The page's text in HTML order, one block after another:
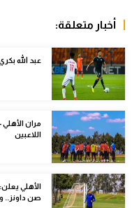
في المونديال
رياضة نسائية
آسيا
أمريكا
ركن الألعاب
أقسام خاصة
Gamers
أخبار متعلقة:
عبد الله
مران الأهلي
اللاعبين
الأهلي
صن داونز..